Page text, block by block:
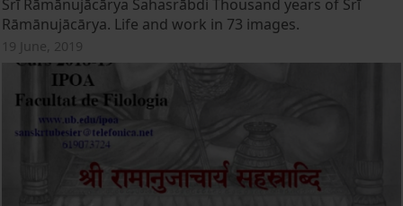
Śrī Rāmānujācārya Sahasrābdi Thousand years of Śrī
Rāmānujācārya. Life and work in 73 images.
19 June, 2019